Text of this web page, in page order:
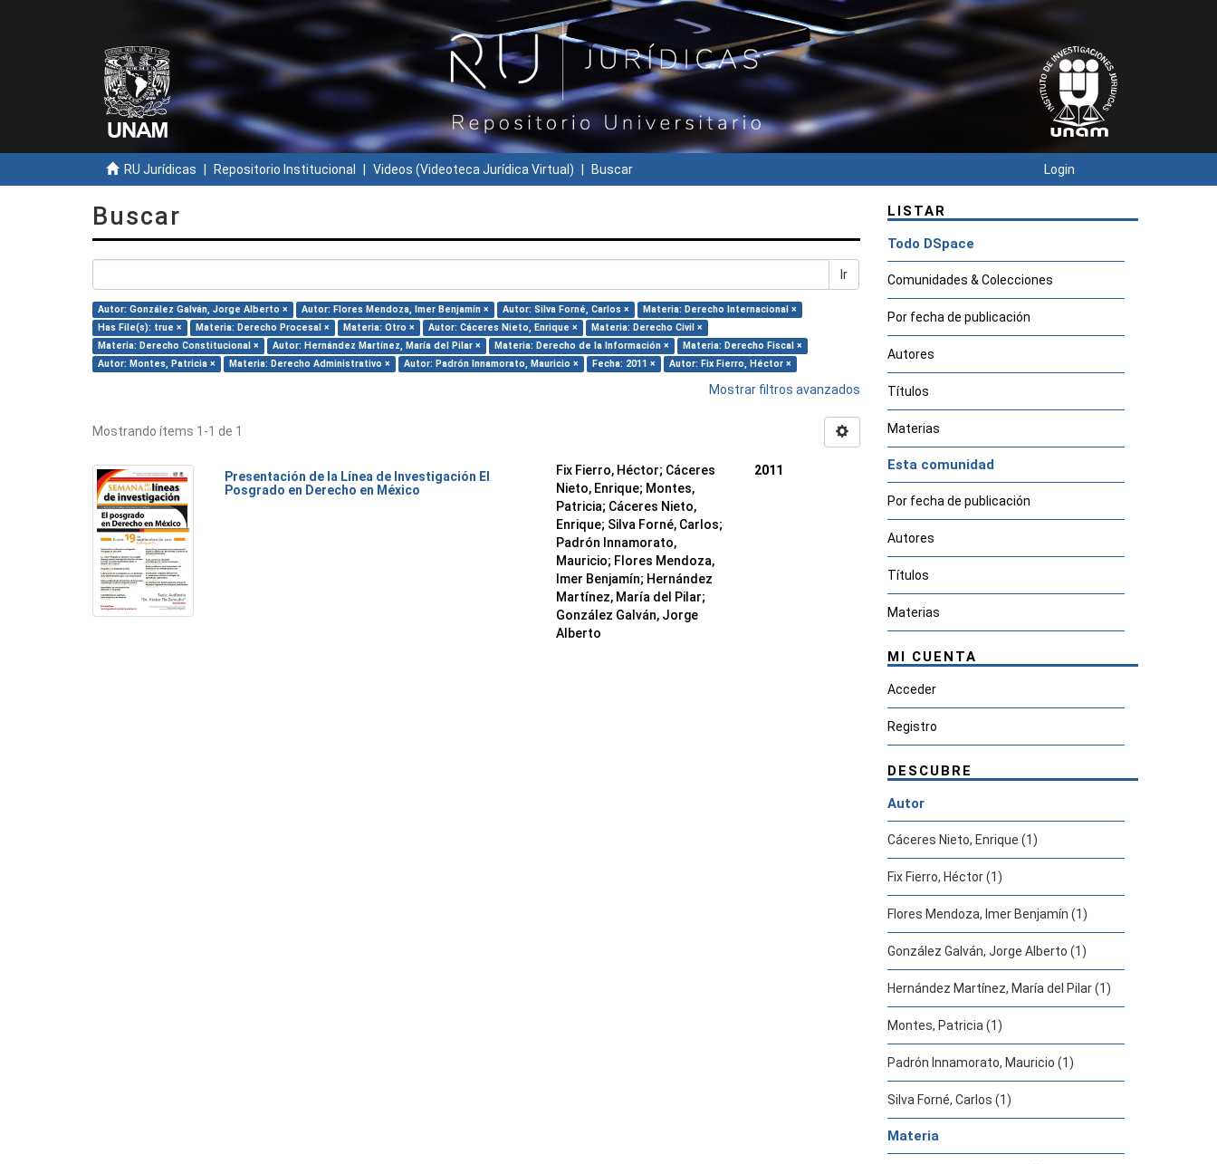
RU Jurídicas Repositorio Institucional Videos (Videoteca Jurídica Virtual) Buscar Login
Buscar
Ir
Autor: González Galván, Jorge Alberto × Autor: Flores Mendoza, Imer Benjamín × Autor: Silva Forné, Carlos ×
Materia: Derecho Internacional ×
Has File(s): true ×
Materia: Derecho Procesal × Materia: Otro × Autor: Cáceres Nieto, Enrique ×
Materia: Derecho Civil ×
Materia: Derecho Constitucional ×
Autor: Hernández Martínez, María del Pilar × Materia: Derecho de la Información ×
Materia: Derecho Fiscal ×
Autor: Montes, Patricia ×
Materia: Derecho Administrativo × Autor: Padrón Innamorato, Mauricio × Fecha: 2011 × Autor: Fix Fierro, Héctor ×
Mostrar filtros avanzados
Mostrando ítems 1-1 de 1
Presentación de la Línea de Investigación El
Posgrado en Derecho en México
Fix Fierro, Héctor; Cáceres
Nieto, Enrique; Montes,
Patricia; Cáceres Nieto,
Enrique; Silva Forné, Carlos;
Padrón Innamorato,
Mauricio; Flores Mendoza,
Imer Benjamín; Hernández
Martínez, María del Pilar;
González Galván, Jorge
Alberto
2011
LISTAR
Todo DSpace
Comunidades & Colecciones
Por fecha de publicación
Autores
Títulos
Materias
Esta comunidad
Por fecha de publicación
Autores
Títulos
Materias
MI CUENTA
Acceder
Registro
DESCUBRE
Autor
Cáceres Nieto, Enrique (1)
Fix Fierro, Héctor (1)
Flores Mendoza, Imer Benjamín (1)
González Galván, Jorge Alberto (1)
Hernández Martínez, María del Pilar (1)
Montes, Patricia (1)
Padrón Innamorato, Mauricio (1)
Silva Forné, Carlos (1)
Materia